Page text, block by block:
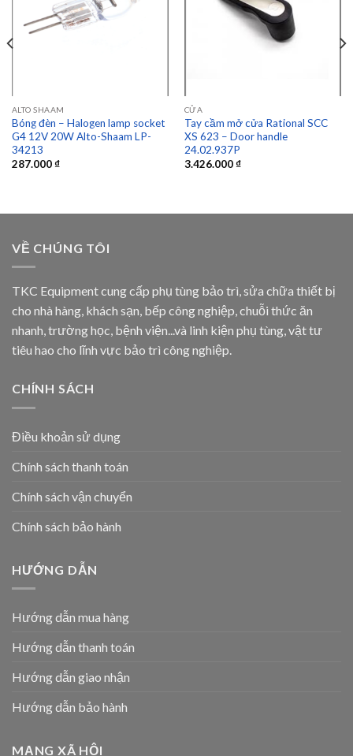
Add to
ALTO SHAAM
Bóng đèn – Halogen lamp socket
G4 12V 20W Alto-Shaam LP-
34213
287.000₫
CỬA
Tay cầm mở cửa Rational SCC
XS 623 – Door handle
24.02.937P
3.426.000₫
VỀ CHÚNG TÔI
TKC Equipment cung cấp phụ tùng bảo trì, sửa chữa thiết bị
cho nhà hàng, khách sạn, bếp công nghiệp, chuỗi thức ăn
nhanh, trường học, bệnh viện...và linh kiện phụ tùng, vật tư
tiêu hao cho lĩnh vực bảo trì công nghiệp.
CHÍNH SÁCH
Điều khoản sử dụng
Chính sách thanh toán
Chính sách vận chuyển
Chính sách bảo hành
HƯỚNG DẪN
Hướng dẫn mua hàng
Hướng dẫn thanh toán
Hướng dẫn giao nhận
Hướng dẫn bảo hành
MẠNG XÃ HỘI